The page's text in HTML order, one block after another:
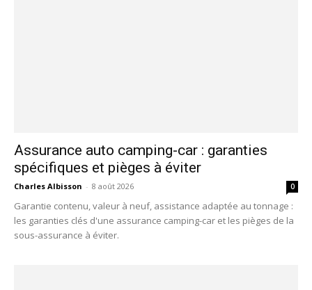
Assurance auto camping-car : garanties
spécifiques et pièges à éviter
Charles Albisson - 8 août 2026 0
Garantie contenu, valeur à neuf, assistance adaptée au tonnage :
les garanties clés d'une assurance camping-car et les pièges de la
sous-assurance à éviter.